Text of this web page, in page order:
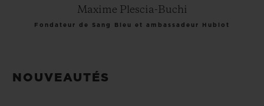
Maxime Plescia-Buchi
Fondateur de Sang Bleu et ambassadeur Hublot
NOUVEAUTÉS